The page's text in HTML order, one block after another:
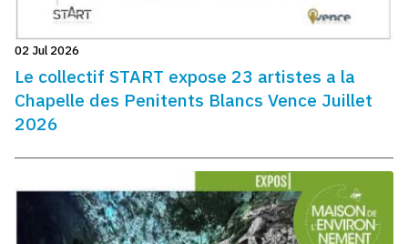
02 Jul 2026
Le collectif START expose 23 artistes a la
Chapelle des Penitents Blancs Vence Juillet
2026